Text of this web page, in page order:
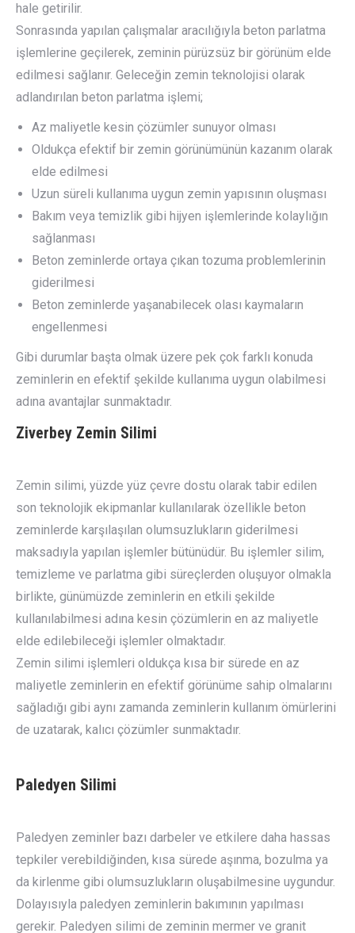
hale getirilir.
Sonrasında yapılan çalışmalar aracılığıyla beton parlatma
işlemlerine geçilerek, zeminin pürüzsüz bir görünüm elde
edilmesi sağlanır. Geleceğin zemin teknolojisi olarak
adlandırılan beton parlatma işlemi;
Az maliyetle kesin çözümler sunuyor olması
Oldukça efektif bir zemin görünümünün kazanım olarak
elde edilmesi
Uzun süreli kullanıma uygun zemin yapısının oluşması
Bakım veya temizlik gibi hijyen işlemlerinde kolaylığın
sağlanması
Beton zeminlerde ortaya çıkan tozuma problemlerinin
giderilmesi
Beton zeminlerde yaşanabilecek olası kaymaların
engellenmesi
Gibi durumlar başta olmak üzere pek çok farklı konuda
zeminlerin en efektif şekilde kullanıma uygun olabilmesi
adına avantajlar sunmaktadır.
Ziverbey Zemin Silimi
Zemin silimi, yüzde yüz çevre dostu olarak tabir edilen
son teknolojik ekipmanlar kullanılarak özellikle beton
zeminlerde karşılaşılan olumsuzlukların giderilmesi
maksadıyla yapılan işlemler bütünüdür. Bu işlemler silim,
temizleme ve parlatma gibi süreçlerden oluşuyor olmakla
birlikte, günümüzde zeminlerin en etkili şekilde
kullanılabilmesi adına kesin çözümlerin en az maliyetle
elde edilebileceği işlemler olmaktadır.
Zemin silimi işlemleri oldukça kısa bir sürede en az
maliyetle zeminlerin en efektif görünüme sahip olmalarını
sağladığı gibi aynı zamanda zeminlerin kullanım ömürlerini
de uzatarak, kalıcı çözümler sunmaktadır.
Paledyen Silimi
Paledyen zeminler bazı darbeler ve etkilere daha hassas
tepkiler verebildiğinden, kısa sürede aşınma, bozulma ya
da kirlenme gibi olumsuzlukların oluşabilmesine uygundur.
Dolayısıyla paledyen zeminlerin bakımının yapılması
gerekir. Paledyen silimi de zeminin mermer ve granit